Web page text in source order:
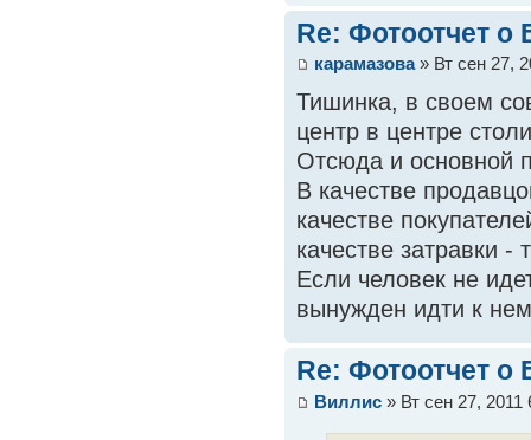
Re: Фотоотчет
карамазова» Вт сен 27,
Тишинка, в своем
центр в центре
Отсюда и основной
В качестве
качестве
качестве затравки -
Если человек не
вынужден идти к
Re: Фотоотчет
Виллис » Вт сен 27, 2011